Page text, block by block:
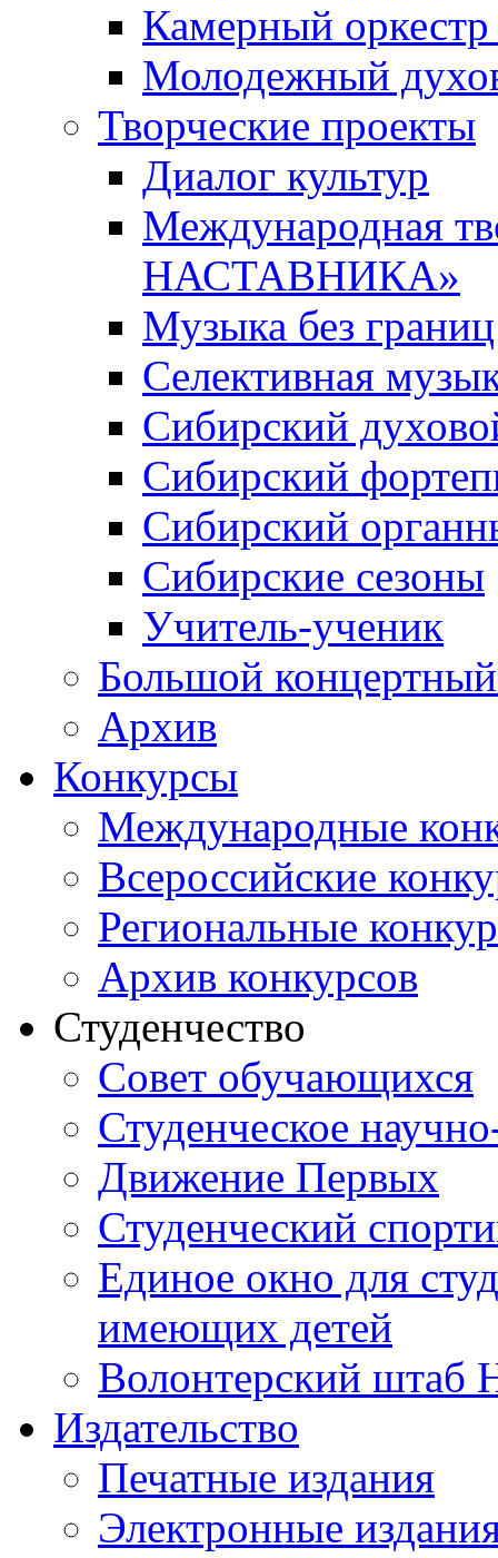
Камерный оркестр
Молодежный
Творческие проекты
Диалог культур
Международная
НАСТАВНИКА»
Музыка без границ
Селективная
Сибирский
Сибирский
Сибирский
Сибирские сезоны
Учитель-ученик
Большой концертный
Архив
Конкурсы
Международные
Всероссийские
Региональные
Архив конкурсов
Студенчество
Совет обучающихся
Студенческое
Движение Первых
Студенческий
Единое окно для
имеющих детей
Волонтерский штаб
Издательство
Печатные издания
Электронные